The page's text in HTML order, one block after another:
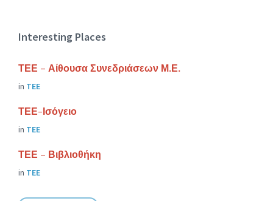
Interesting Places
ΤΕΕ – Αίθουσα Συνεδριάσεων Μ.Ε.
in ΤΕΕ
ΤΕΕ-Ισόγειο
in ΤΕΕ
ΤΕΕ – Βιβλιοθήκη
in ΤΕΕ